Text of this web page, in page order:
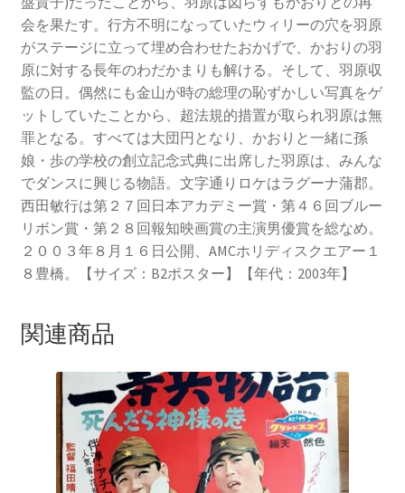
会を果たす。行方不明になっていたウィリーの穴を羽原
がステージに立って埋め合わせたおかげで、かおりの羽
原に対する長年のわだかまりも解ける。そして、羽原収
監の日。偶然にも金山が時の総理の恥ずかしい写真をゲ
ットしていたことから、超法規的措置が取られ羽原は無
罪となる。すべては大団円となり、かおりと一緒に孫
娘・歩の学校の創立記念式典に出席した羽原は、みんな
でダンスに興じる物語。文字通りロケはラグーナ蒲郡。
西田敏行は第２７回日本アカデミー賞・第４６回ブルー
リボン賞・第２８回報知映画賞の主演男優賞を総なめ。
２００３年８月１６日公開、AMCホリディスクエアー１
８豊橋。【サイズ：B2ポスター】【年代：2003年】
関連商品